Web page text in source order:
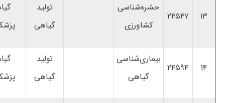
۱۳ ۲۴۵۴۷
حشره‌شناسی
کشاورزی
تولید
گیاهی
۱۴ ۲۴۵۹۴
بیماری‌شناسی
گیاهی
تولید
گیاهی